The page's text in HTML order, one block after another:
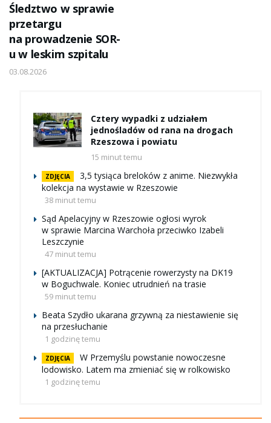
Śledztwo w sprawie
przetargu
na prowadzenie SOR-
u w leskim szpitalu
03.08.2026
Cztery wypadki z udziałem
jednośladów od rana na drogach
Rzeszowa i powiatu
15 minut temu
ZDJĘCIA
3,5 tysiąca breloków z anime. Niezwykła
kolekcja na wystawie w Rzeszowie
38 minut temu
Sąd Apelacyjny w Rzeszowie ogłosi wyrok
w sprawie Marcina Warchoła przeciwko Izabeli
Leszczynie
47 minut temu
[AKTUALIZACJA] Potrącenie rowerzysty na DK19
w Boguchwale. Koniec utrudnień na trasie
59 minut temu
Beata Szydło ukarana grzywną za niestawienie się
na przesłuchanie
1 godzinę temu
ZDJĘCIA
W Przemyślu powstanie nowoczesne
lodowisko. Latem ma zmieniać się w rolkowisko
1 godzinę temu